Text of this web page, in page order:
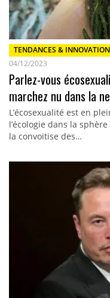
TENDANCES &
04/12/2023
Parlez-vous
marchez nu dans la
L’écosexualité est en
l’écologie dans la
la convoitise des…